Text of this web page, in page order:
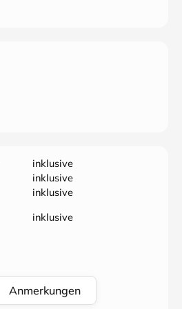
inklusive
inklusive
inklusive
inklusive
Anmerkungen